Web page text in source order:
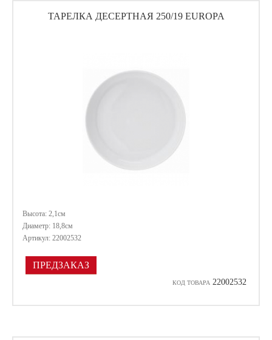
ТАРЕЛКА ДЕСЕРТНАЯ 250/19 EUROPA
Высота: 2,1см
Диаметр: 18,8см
Артикул: 22002532
ПРЕДЗАКАЗ
КОД ТОВАРА 22002532